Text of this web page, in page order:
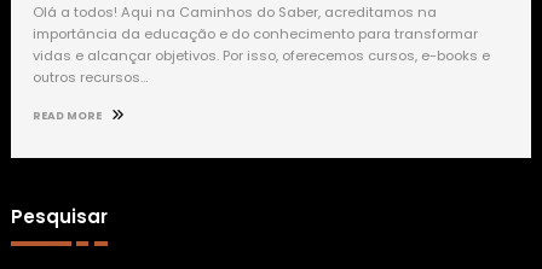
Olá a todos! Aqui na Caminhos do Saber, acreditamos na
importância da educação e do conhecimento para transformar
vidas e alcançar objetivos. Por isso, oferecemos cursos, e-books e
outros recursos…
READ MORE
Pesquisar